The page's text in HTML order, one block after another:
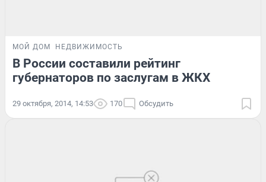
МОЙ ДОМ НЕДВИЖИМОСТЬ
В России составили рейтинг
губернаторов по заслугам в ЖКХ
29 октября, 2014, 14:53 170 Обсудить